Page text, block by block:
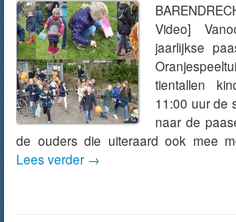
Video]
jaarlijkse
tientallen
11:00 uur de
naar de
de ouders die uiteraard ook mee
Lees verder →